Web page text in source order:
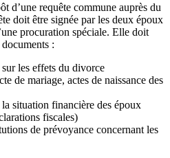
d’une requête commune auprès du
doit être signée par les deux époux
procuration spéciale. Elle doit
:
les effets du divorce
de mariage, actes de naissance des
situation financière des époux
fiscales)
de prévoyance concernant les